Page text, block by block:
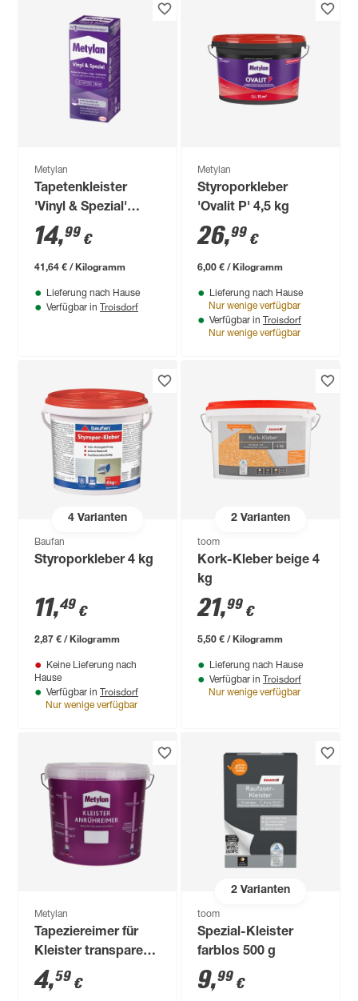
Metylan
Tapetenkleister
'Vinyl & Spezial'
transparent 360 g
14,99 €
41,64 € / Kilogramm
Lieferung nach Hause
Verfügbar in Troisdorf
Metylan
Styroporkleber
'Ovalit P' 4,5 kg
26,99 €
6,00 € / Kilogramm
Lieferung nach Hause
Nur wenige verfügbar
Verfügbar in Troisdorf
Nur wenige verfügbar
4Varianten
Baufan
Styroporkleber 4 kg
11,49 €
2,87 € / Kilogramm
Keine Lieferung nach
Hause
Verfügbar in Troisdorf
Nur wenige verfügbar
2Varianten
toom
Kork-Kleber beige 4
kg
21,99 €
5,50 € / Kilogramm
Lieferung nach Hause
Verfügbar in Troisdorf
Nur wenige verfügbar
Metylan
Tapeziereimer für
Kleister transparent
10 l
4,59 €
2Varianten
toom
Spezial-Kleister
farblos 500 g
9,99 €